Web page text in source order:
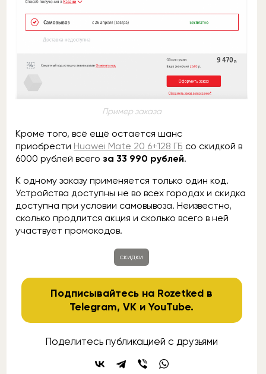
Пример заказа
Кроме того, всё ещё остается шанс
приобрести Huawei Mate 20 6+128 ГБ со скидкой в
6000 рублей всего за 33 990 рублей.
К одному заказу применяется только один код.
Устройства доступны не во всех городах и скидка
доступна при условии самовывоза. Неизвестно,
сколько продлится акция и сколько всего в ней
участвует промокодов.
скидки
Подписывайтесь на Rozetked в
Telegram,VK иYouTube.
Поделитесь публикацией с друзьями